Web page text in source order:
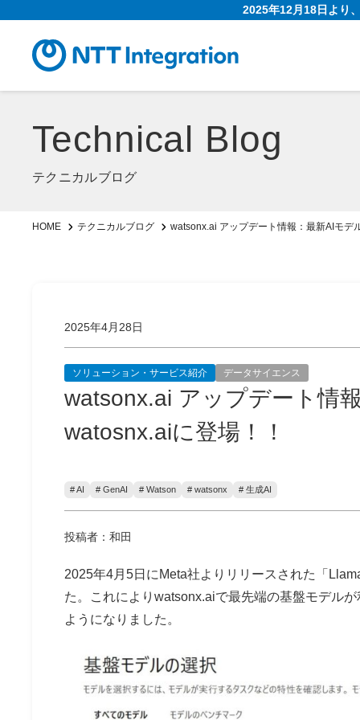
2025年12月18日より
Technical Blog
テクニカルブログ
HOME テクニカルブログ watsonx.ai アップデート情報：最新AIモ
2025年4月28日
ソリューション・サービス紹介 データサイエンス
watsonx.ai アップデート情
watosnx.aiに登場！！
# AI # GenAI # Watson # watsonx # 生成AI
投稿者：和田
2025年4月5日にMeta社よりリリースされた「
た。これによりwatsonx.aiで最先端の基盤モデル
ようになりました。